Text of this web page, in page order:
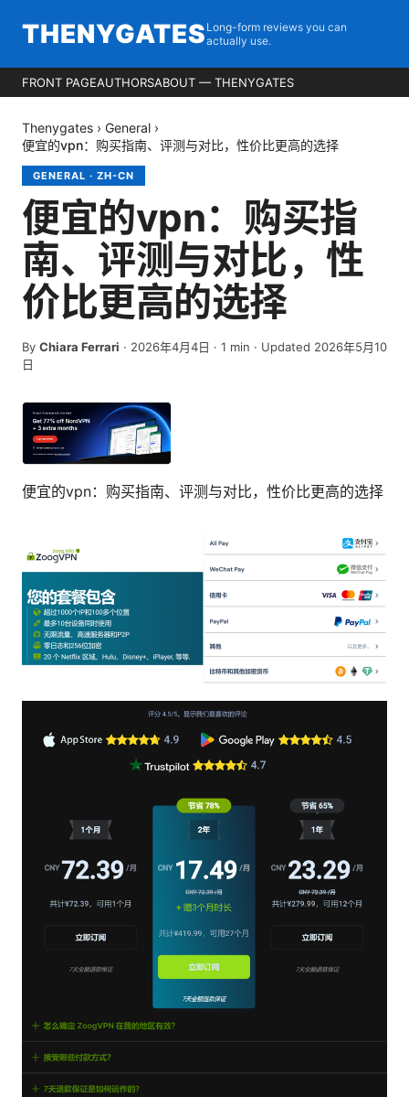
THENYGATES Long-form reviews you can
actually use.
FRONT PAGEAUTHORSABOUT — THENYGATES
Thenygates › General ›
便宜的vpn：购买指南、评测与对比，性价比更高的选择
GENERAL · ZH-CN
便宜的vpn：购买指
南、评测与对比，性
价比更高的选择
By Chiara Ferrari · 2026年4月4日 · 1 min · Updated 2026年5月10
日
便宜的vpn：购买指南、评测与对比，性价比更高的选择